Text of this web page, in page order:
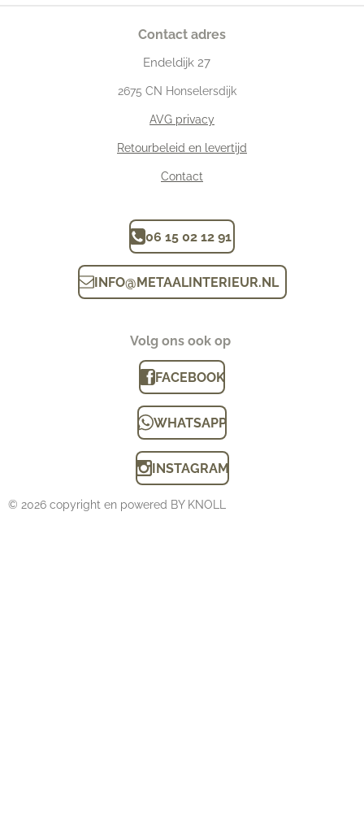
Contact adres
Endeldijk 27
2675 CN Honselersdijk
AVG privacy
Retourbeleid en levertijd
Contact
06 15 02 12 91
INFO@METAALINTERIEUR.NL
Volg ons ook op
FACEBOOK
WHATSAPP
INSTAGRAM
© 2026 copyright en powered BY KNOLL